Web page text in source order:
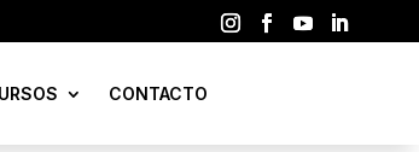
CONTACTO